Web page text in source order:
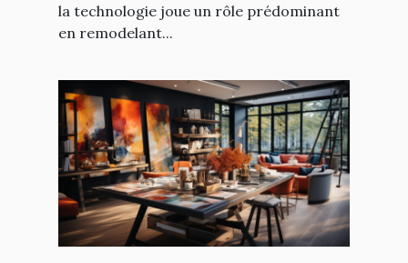
la technologie joue un rôle prédominant
en remodelant...